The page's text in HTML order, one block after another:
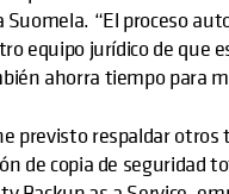
Suomela. “El proceso
equipo jurídico de que
ahorra tiempo para
previsto respaldar otros
de copia de seguridad